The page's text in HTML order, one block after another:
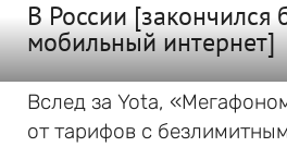
В России [закончился
мобильный интернет]
Вслед за Yota,
от тарифов с